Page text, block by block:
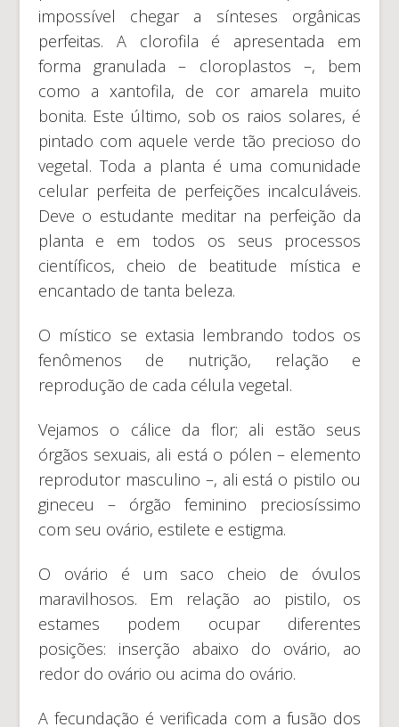
impossível chegar a sínteses orgânicas
perfeitas. A clorofila é apresentada em
forma granulada – cloroplastos –, bem
como a xantofila, de cor amarela muito
bonita. Este último, sob os raios solares, é
pintado com aquele verde tão precioso do
vegetal. Toda a planta é uma comunidade
celular perfeita de perfeições incalculáveis.
Deve o estudante meditar na perfeição da
planta e em todos os seus processos
científicos, cheio de beatitude mística e
encantado de tanta beleza.
O místico se extasia lembrando todos os
fenômenos de nutrição, relação e
reprodução de cada célula vegetal.
Vejamos o cálice da flor; ali estão seus
órgãos sexuais, ali está o pólen – elemento
reprodutor masculino –, ali está o pistilo ou
gineceu – órgão feminino preciosíssimo
com seu ovário, estilete e estigma.
O ovário é um saco cheio de óvulos
maravilhosos. Em relação ao pistilo, os
estames podem ocupar diferentes
posições: inserção abaixo do ovário, ao
redor do ovário ou acima do ovário.
A fecundação é verificada com a fusão dos